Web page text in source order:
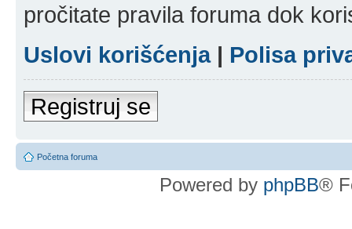
pročitate pravila foruma dok
Uslovi korišćenja| Polisa
Registruj se
Početna foruma
Powered by phpBB®